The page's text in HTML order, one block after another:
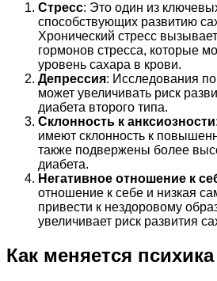
Стресс: Это один из
способствующих развитию
Хронический стресс
гормонов стресса, которые
уровень сахара в крови.
Депрессия: Исследования
может увеличивать риск
диабета второго типа.
Склонность к анксиозности
имеют склонность к
также подвержены более
диабета.
Негативное отношение к
отношение к себе и низкая
привести к нездоровому
увеличивает риск развития
Как меняется